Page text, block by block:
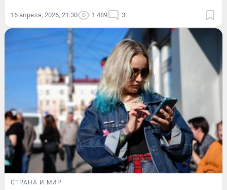
16 апреля, 2026, 21:30 1 489 3
СТРАНА И МИР